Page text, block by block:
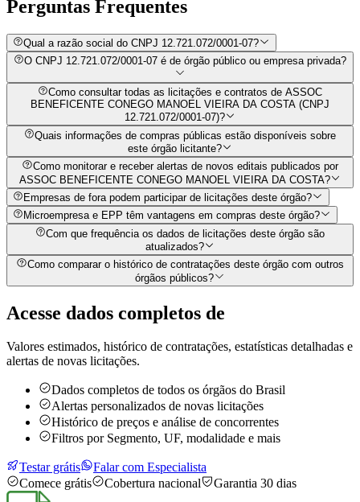
Perguntas Frequentes
Qual a razão social do CNPJ 12.721.072/0001-07?
O CNPJ 12.721.072/0001-07 é de órgão público ou empresa privada?
Como consultar todas as licitações e contratos de ASSOC
BENEFICENTE CONEGO MANOEL VIEIRA DA COSTA (CNPJ
12.721.072/0001-07)?
Quais informações de compras públicas estão disponíveis sobre
este órgão licitante?
Como monitorar e receber alertas de novos editais publicados por
ASSOC BENEFICENTE CONEGO MANOEL VIEIRA DA COSTA?
Empresas de fora podem participar de licitações deste órgão?
Microempresa e EPP têm vantagens em compras deste órgão?
Com que frequência os dados de licitações deste órgão são
atualizados?
Como comparar o histórico de contratações deste órgão com outros
órgãos públicos?
Acesse dados completos de
Valores estimados, histórico de contratações, estatísticas detalhadas e
alertas de novas licitações.
Dados completos de todos os órgãos do Brasil
Alertas personalizados de novas licitações
Histórico de preços e análise de concorrentes
Filtros por Segmento, UF, modalidade e mais
Testar grátis
Falar com Especialista
Comece grátis
Cobertura nacional Garantia 30 dias